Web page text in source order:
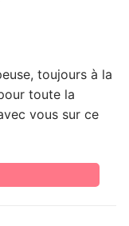
toujours à la
toute la
vous sur ce